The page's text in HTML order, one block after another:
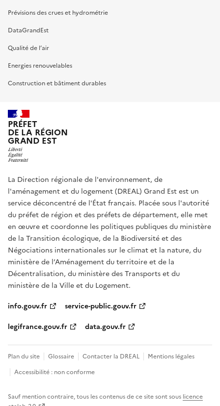
Prévisions des crues et hydrométrie
DataGrandEst
Qualité de l’air
Energies renouvelables
Construction et bâtiment durables
PRÉFET
DE LA RÉGION
GRAND EST
La Direction régionale de l'environnement, de
l'aménagement et du logement (DREAL) Grand Est est un
service déconcentré de l'État français. Placée sous l'autorité
du préfet de région et des préfets de département, elle met
en œuvre et coordonne les politiques publiques du ministère
de la Transition écologique, de la Biodiversité et des
Négociations internationales sur le climat et la nature, du
ministère de l’Aménagement du territoire et de la
Décentralisation, du ministère des Transports et du
ministère de la Ville et du Logement.
info.gouv.fr
service-public.gouv.fr
legifrance.gouv.fr
data.gouv.fr
Plan du site Glossaire Contacter la DREAL
Mentions légales
Accessibilité : non conforme
Sauf mention contraire, tous les contenus de ce site sont sous licence